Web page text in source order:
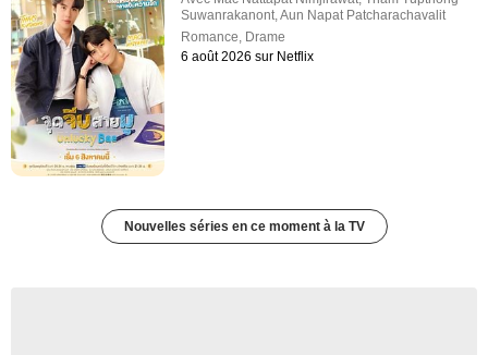
Suwanrakanont,Aun Napat Patcharachavalit
Romance, Drame
6 août 2026 sur Netflix
Nouvelles séries en ce moment à la TV